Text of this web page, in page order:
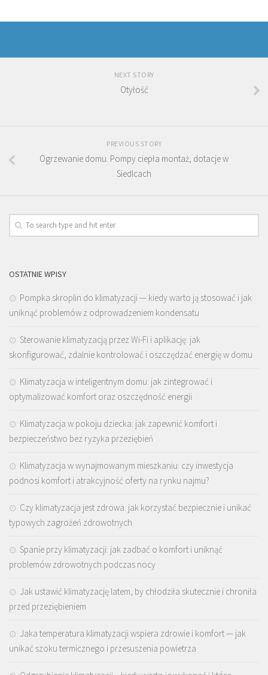
NEXT STORY
Otyłość
PREVIOUS STORY
Ogrzewanie domu. Pompy ciepła montaż, dotacje w
Siedlcach
OSTATNIE WPISY
Pompka skroplin do klimatyzacji — kiedy warto ją stosować i jak
uniknąć problemów z odprowadzeniem kondensatu
Sterowanie klimatyzacją przez Wi-Fi i aplikację: jak
skonfigurować, zdalnie kontrolować i oszczędzać energię w domu
Klimatyzacja w inteligentnym domu: jak zintegrować i
optymalizować komfort oraz oszczędność energii
Klimatyzacja w pokoju dziecka: jak zapewnić komfort i
bezpieczeństwo bez ryzyka przeziębień
Klimatyzacja w wynajmowanym mieszkaniu: czy inwestycja
podnosi komfort i atrakcyjność oferty na rynku najmu?
Czy klimatyzacja jest zdrowa: jak korzystać bezpiecznie i unikać
typowych zagrożeń zdrowotnych
Spanie przy klimatyzacji: jak zadbać o komfort i uniknąć
problemów zdrowotnych podczas nocy
Jak ustawić klimatyzację latem, by chłodziła skutecznie i chroniła
przed przeziębieniem
Jaka temperatura klimatyzacji wspiera zdrowie i komfort — jak
unikać szoku termicznego i przesuszenia powietrza